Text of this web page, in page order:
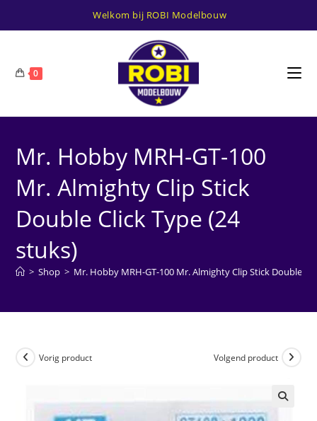
Welkom bij ROBI Modelbouw
0
Mr. Hobby MRH-GT-100
Mr. Almighty Clip Stick
Double Click Type (24
stuks)
> Shop > Mr. Hobby MRH-GT-100 Mr. Almighty Clip Stick Double
Vorig product Volgend product